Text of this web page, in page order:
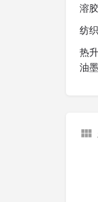
溶
纺
热
油